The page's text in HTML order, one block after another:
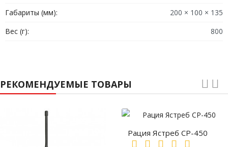
Габариты (мм):
200 × 100 × 135
Вес (г):
800
РЕКОМЕНДУЕМЫЕ ТОВАРЫ
Рация Ястреб СР-450